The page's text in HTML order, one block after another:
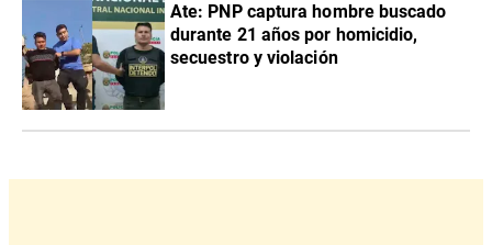
Ate: PNP captura hombre buscado
durante 21 años por homicidio,
secuestro y violación